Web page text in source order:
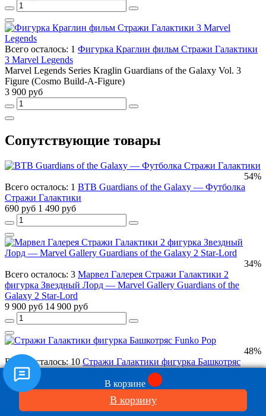
Всего осталось: 1 Фигурка Краглин фильм Стражи Галактики
3 Marvel Legends
Marvel Legends Series Kraglin Guardians of the Galaxy Vol. 3
Figure (Cosmo Build-A-Figure)
3 900 руб
Сопутствующие товары
54%
Всего осталось: 1 BTB Guardians of the Galaxy — Футболка
Стражи Галактики
690 руб 1 490 руб
34%
Всего осталось: 3 Марвел Галерея Стражи Галактики 2
фигурка Звездный Лорд — Marvel Gallery Guardians of the
Galaxy 2 Star-Lord
9 900 руб 14 900 руб
48%
Всего осталось: 10 Стражи Галактики фигурка Башкотряс
Funko Pop
Guardians of the Galaxy Vinil Bobble-Head Funko Pop
990 руб
В корзине
В корзину